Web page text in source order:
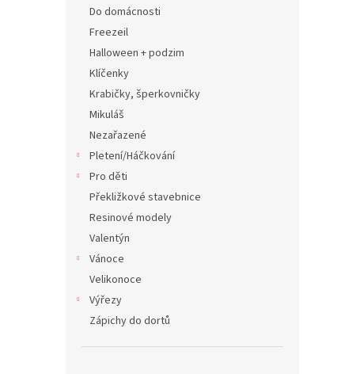
Do domácnosti
Freezeil
Halloween + podzim
Klíčenky
Krabičky, šperkovničky
Mikuláš
Nezařazené
Pletení/Háčkování
Pro děti
Překližkové stavebnice
Resinové modely
Valentýn
Vánoce
Velikonoce
Výřezy
Zápichy do dortů